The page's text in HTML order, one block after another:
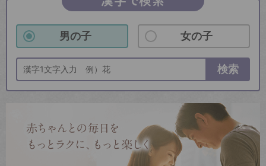
男の子 女の子
検索